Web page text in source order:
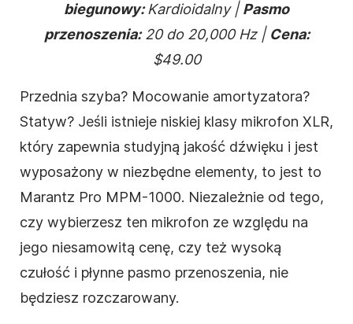
biegunowy:Kardioidalny | Pasmo
przenoszenia:20 do 20,000 Hz | Cena:
$49.00
Przednia szyba? Mocowanie amortyzatora?
Statyw? Jeśli istnieje niskiej klasy mikrofon XLR,
który zapewnia studyjną jakość dźwięku i jest
wyposażony w niezbędne elementy, to jest to
Marantz Pro MPM-1000. Niezależnie od tego,
czy wybierzesz ten mikrofon ze względu na
jego niesamowitą cenę, czy też wysoką
czułość i płynne pasmo przenoszenia, nie
będziesz rozczarowany.